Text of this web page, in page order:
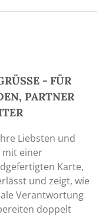
- FÜR
PARTNER
Liebsten und
mit einer
Karte,
und zeigt, wie
Verantwortung
doppelt